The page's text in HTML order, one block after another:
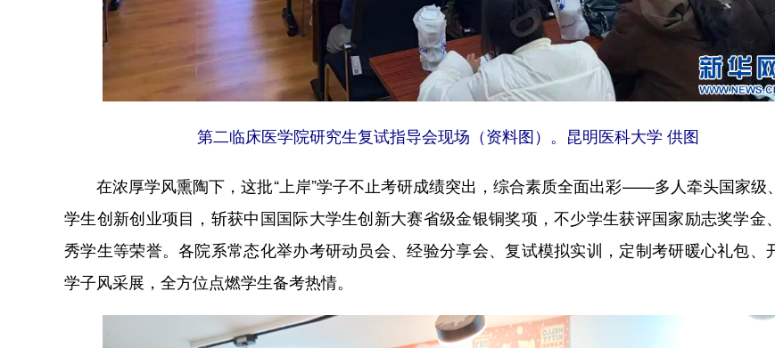
第二临床医学院研究生复试指导会现场（资料图）。昆明医科大学 供图
在浓厚学风熏陶下，这批“上岸”学子不止考研成绩突出，综合素质全面出彩——多人牵头国家级
学生创新创业项目，斩获中国国际大学生创新大赛省级金银铜奖项，不少学生获评国家励志奖学金
秀学生等荣誉。各院系常态化举办考研动员会、经验分享会、复试模拟实训，定制考研暖心礼包、
学子风采展，全方位点燃学生备考热情。